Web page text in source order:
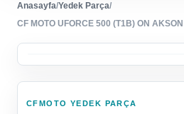
Anasayfa/Yedek Parça/
CF MOTO UFORCE 500 (T1B) ON
CFMOTO YEDEK PARÇA